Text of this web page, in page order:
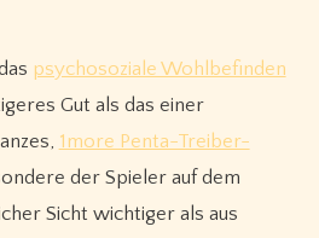
psychosoziale Wohlbefinden
Gut als das einer
1more Penta-Treiber-
der Spieler auf dem
Sicht wichtiger als aus